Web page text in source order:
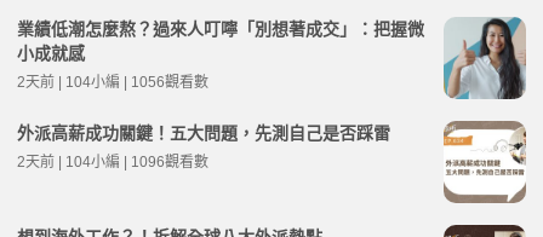
業績低潮怎麼熬？過來人叮嚀「別想著成交」：把握微
小成就感
2天前 | 104小編 | 1056觀看數
外派高薪成功關鍵！五大問題，先測自己是否踩雷
2天前 | 104小編 | 1096觀看數